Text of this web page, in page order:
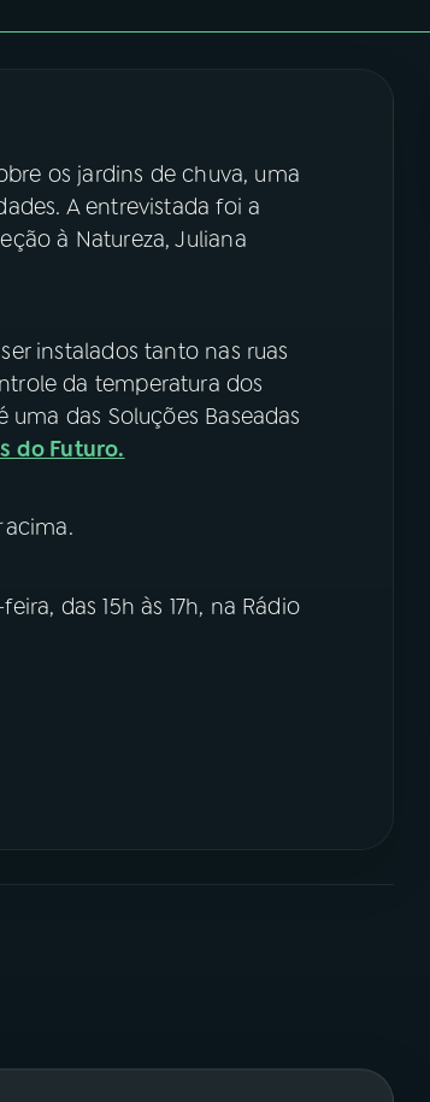
os jardins de chuva, uma
A entrevistada foi a
à Natureza, Juliana
instalados tanto nas ruas
da temperatura dos
das Soluções Baseadas
do Futuro.
acima.
das 15h às 17h, na Rádio